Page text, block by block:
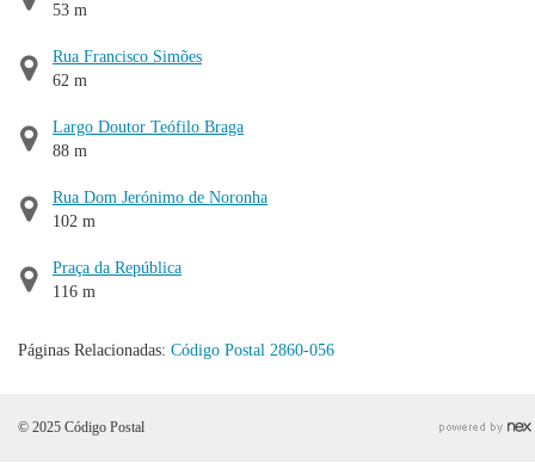
53 m
Rua Francisco Simões
62 m
Largo Doutor Teófilo Braga
88 m
Rua Dom Jerónimo de Noronha
102 m
Praça da República
116 m
Páginas Relacionadas: Código Postal 2860-056
© 2025 Código Postal